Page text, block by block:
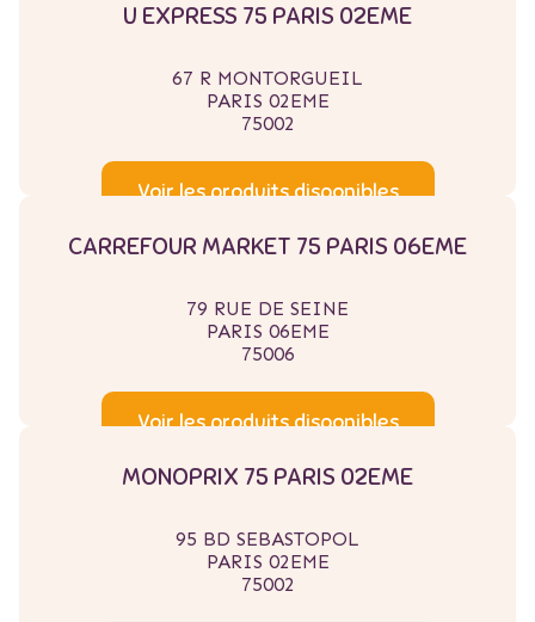
U EXPRESS 75 PARIS 02EME
67 R MONTORGUEIL
PARIS 02EME
75002
Voir les produits disponibles
CARREFOUR MARKET 75 PARIS 06EME
79 RUE DE SEINE
PARIS 06EME
75006
Voir les produits disponibles
MONOPRIX 75 PARIS 02EME
95 BD SEBASTOPOL
PARIS 02EME
75002